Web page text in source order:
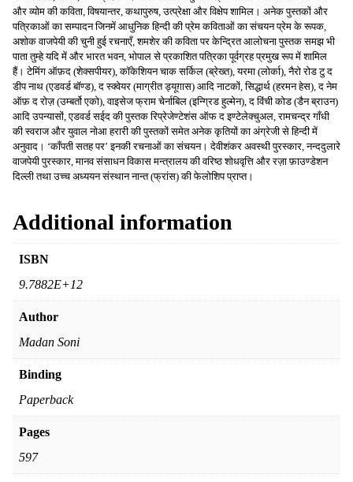
और व्योम की कविता, विषयान्तर, कथापुरुष, उत्प्रेक्षा और विक्षेप शामिल। अनेक पुस्तकों और
पत्रिकाओं का सम्पादन जिनमें आधुनिक हिन्दी की प्रेम कविताओं का संचयन प्रेम के रूपक,
अशोक वाजपेयी की चुनी हुई रचनाएँ, शमशेर की कविता पर केन्द्रित आलोचना पुस्तक समझ भी
पाता तुम्हे यदि में और भारत भवन, भोपाल से प्रकाशित पत्रिका पूर्वग्रह प्रमुख रूप में शामिल
हैं। टेमिंग ऑफ़द (शेक्सपीयर), कॉकेशियन चाक सर्किल (ब्रेख्त), यरमा (लोर्का), नैरो रोड टु द
डीप नाथ (एडवर्ड बॉण्ड), द स्क्वेयर (माग्रीत ड्यूग़ास) आदि नाटकों, सिद्धार्थ (हरमन हेस), द नेम
ऑफ़ द रोज़ (उम्बर्तो एको), वाइसेज फ्राम चेर्नाबिल (इन्ग्रिड हुल्मेन), द विंची कोड (डैन ब्राउन)
आदि उपन्यासों, एडवर्ड सईद की पुस्तक रिप्रेजेण्टेशंस ऑफ द इण्टेलेक्चुअल, रामचन्द्र गाँधी
की स्वराज और युवाल नोआ हरारी की पुस्तकों समेत अनेक कृतियों का अंग्रेजी से हिन्दी में
अनुवाद। ‘काँपती सतह पर’ इनकी रचनाओं का संचयन। देवीशंकर अवस्थी पुरस्कार, नन्ददुलारे
वाजपेयी पुरस्कार, मानव संसाधन विकास मन्त्रालय की वरिष्ठ शोधवृत्ति और रज़ा फ़ाउण्डेशन
दिल्ली तथा उच्च अध्ययन संस्थान नान्त (फ्रांस) की फेलोशिप प्राप्त।
Additional information
ISBN
9.7882E+12
Author
Madan Soni
Binding
Paperback
Pages
597